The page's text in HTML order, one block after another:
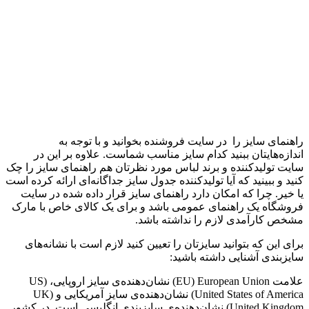
راهنمای سایز را در سایت فروشنده بخوانید و با توجه به
اندازه‌هایتان ببنید کدام سایز مناسب شماست. علاوه بر این در
سایت تولید‌کننده و برند لباس مورد نظرتان هم راهنمای سایز را چک
کنید و ببینید که آیا تولید‌کننده جدول سایز جداگانه‌ای ارائه کرده است
یا خیر. چرا که امکان دارد راهنمای سایز قرار داده شده در سایت
فروشگاه یک راهنمای عمومی باشد و برای یک کالای خاص با مارک
مشخص کارآمدی لازم را نداشته باشد.
برای این که بتوانید سایزتان را تعیین کنید لازم است با نشانه‌های
سایزبندی آشنایی داشته باشید:
علامت EU) European Union) نشان‌دهنده‌ی سایز اروپایی، US)
United States of America) نشان‌دهنده‌ی سایز آمریکایی و UK)